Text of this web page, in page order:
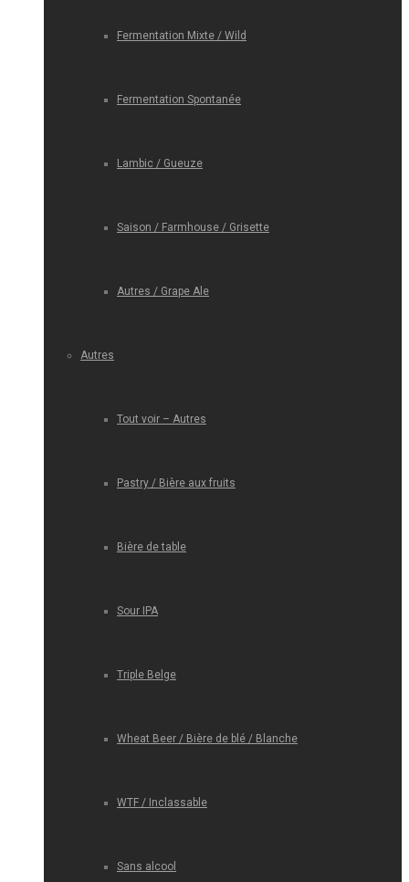
Fermentation Mixte / Wild
Fermentation Spontanée
Lambic / Gueuze
Saison / Farmhouse / Grisette
Autres / Grape Ale
Autres
Tout voir – Autres
Pastry / Bière aux fruits
Bière de table
Sour IPA
Triple Belge
Wheat Beer / Bière de blé / Blanche
WTF / Inclassable
Sans alcool